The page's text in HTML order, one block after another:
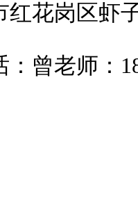
红花岗区虾
：曾老师：